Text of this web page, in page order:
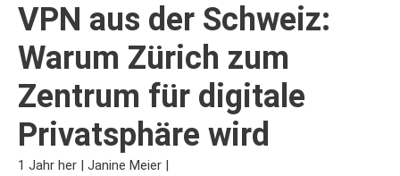
VPN aus der Schweiz:
Warum Zürich zum
Zentrum für digitale
Privatsphäre wird
1 Jahr her | Janine Meier |